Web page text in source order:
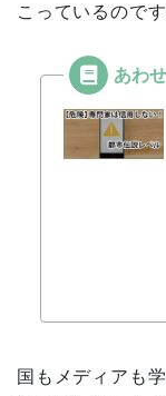
こっているのです
国もメディアも